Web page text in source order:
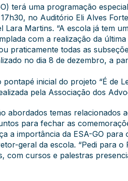
terá uma programação
no Auditório Eli Alves
Martins. “A escola já tem
com a realização da
praticamente todas as
no dia 8 de dezembro, a
inicial do projeto “É de
pela Associação dos
abordados temas relacionados
para fechar as
a importância da ESA-GO
geral da escola. “Pedi para
com cursos e palestras